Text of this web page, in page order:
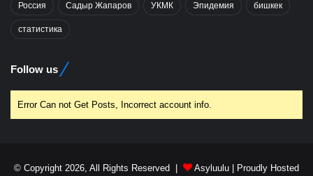
Россия Садыр Жапаров УКМК Эпидемия бишкек
статистика
Follow us
Error Can not Get Posts, Incorrect account info.
© Copyright 2026, All Rights Reserved | Asyluulu | Proudly Hosted